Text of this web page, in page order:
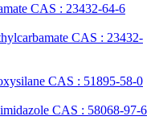
CAS : 23432-64-6
CAS : 23432-
CAS : 51895-58-0
CAS : 58068-97-6